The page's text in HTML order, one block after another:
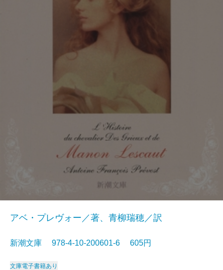
アベ・プレヴォー／著、青柳瑞穂／訳
新潮文庫 978-4-10-200601-6 605円
文庫電子書籍あり